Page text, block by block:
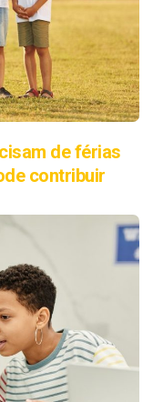
de férias
contribuir